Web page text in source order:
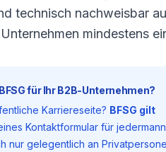
technisch nachweisbar
mindestens
für Ihr B2B-Unternehmen?
Karriereseite? BFSG gilt
Kontaktformular für
nur gelegentlich an